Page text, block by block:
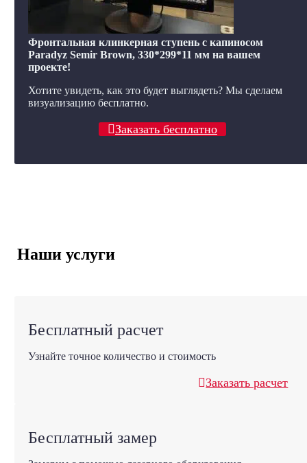
Фронтальная клинкерная ступень с капиносом
Paradyz Semir Brown, 330*299*11 мм на вашем
проекте!
Хотите увидеть, как это будет выглядеть? Мы сделаем
визуализацию бесплатно.
Заказать бесплатно
Наши услуги
Бесплатный расчет
Узнайте точное количество и стоимость
Заказать расчет
Бесплатный замер